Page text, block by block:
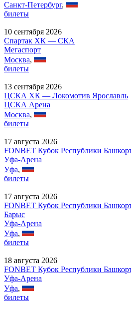
Санкт-Петербург,
билеты
10 сентября 2026
Спартак ХК — СКА
Мегаспорт
Москва,
билеты
13 сентября 2026
ЦСКА ХК — Локомотив Ярославль
ЦСКА Арена
Москва,
билеты
17 августа 2026
FONBET Кубок Республики
Уфа-Арена
Уфа,
билеты
17 августа 2026
FONBET Кубок Республики
Барыс
Уфа-Арена
Уфа,
билеты
18 августа 2026
FONBET Кубок Республики
Уфа-Арена
Уфа,
билеты